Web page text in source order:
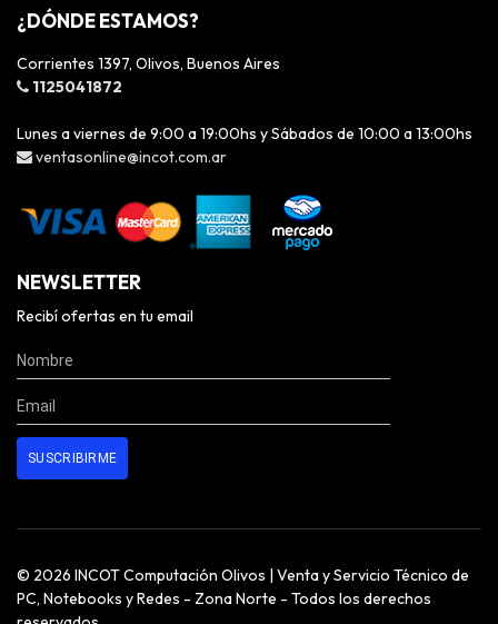
¿DÓNDE ESTAMOS?
Corrientes 1397, Olivos, Buenos Aires
1125041872
Lunes a viernes de 9:00 a 19:00hs y Sábados de 10:00 a 13:00hs
ventasonline@incot.com.ar
NEWSLETTER
Recibí ofertas en tu email
© 2026 INCOT Computación Olivos | Venta y Servicio Técnico de
PC, Notebooks y Redes - Zona Norte - Todos los derechos